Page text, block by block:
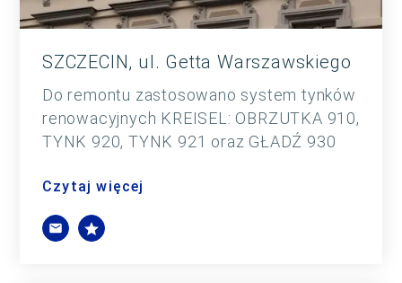
SZCZECIN, ul. Getta Warszawskiego
Do remontu zastosowano system tynków
renowacyjnych KREISEL: OBRZUTKA 910,
TYNK 920, TYNK 921 oraz GŁADŹ 930
Czytaj więcej